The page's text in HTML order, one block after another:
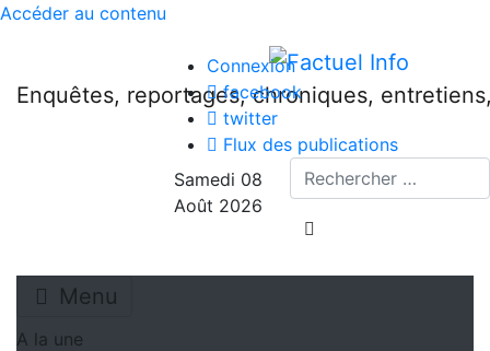
Accéder au contenu
Enquêtes, reportages, chroniques,
Connexion
facebook
twitter
Flux des publications
Samedi 08
Août 2026
Recherche
Menu
A la une